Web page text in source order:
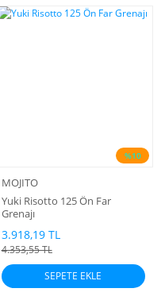
%10
MOJITO
Yuki Risotto 125 Ön Far
Grenajı
3.918,19 TL
4.353,55 TL
SEPETE EKLE